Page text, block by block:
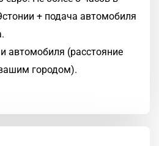
+ подача автомобиля
автомобиля (расстояние
городом).